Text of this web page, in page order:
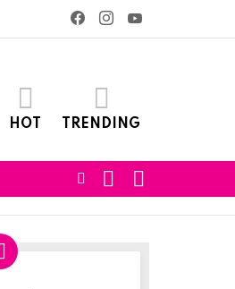
facebookinstagram
HOT TRENDING
FOLLOWSEARCH